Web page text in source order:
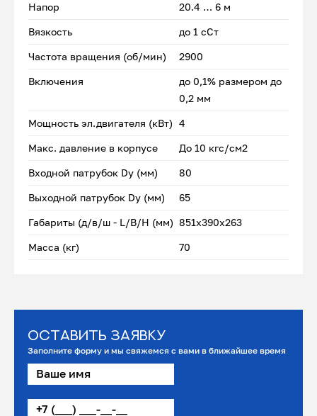
Напор 20.4 … 6 м
Вязкость до 1 сСт
Частота вращения (об/мин) 2900
Включения
до 0,1% размером до
0,2 мм
Мощность эл.двигателя (кВт) 4
Макс. давление в корпусе До 10 кгс/см2
Входной патрубок Dу (мм) 80
Выходной патрубок Dу (мм) 65
Габариты (д/в/ш - L/B/H (мм) 851x390х263
Масса (кг) 70
Оставить заявку
Заполните форму и мы свяжемся с вами в ближайшее время